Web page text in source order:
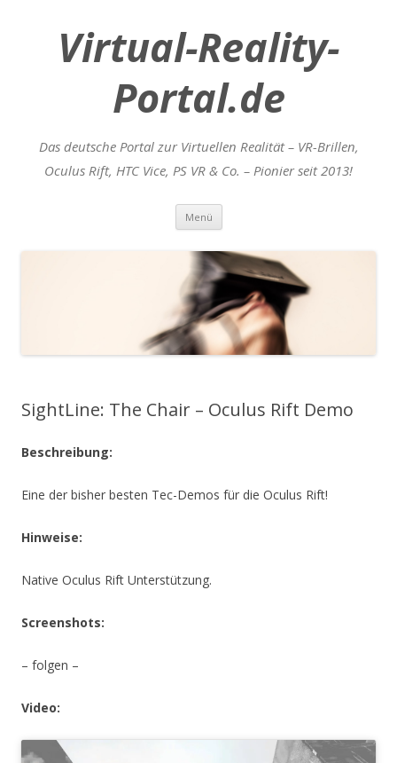
Virtual-Reality-
Portal.de
Das deutsche Portal zur Virtuellen Realität – VR-Brillen,
Oculus Rift, HTC Vice, PS VR & Co. – Pionier seit 2013!
Menü Zum
springen
SightLine: The Chair – Oculus Rift Demo
Beschreibung:
Eine der bisher besten Tec-Demos für die Oculus Rift!
Hinweise:
Native Oculus Rift Unterstützung.
Screenshots:
– folgen –
Video: